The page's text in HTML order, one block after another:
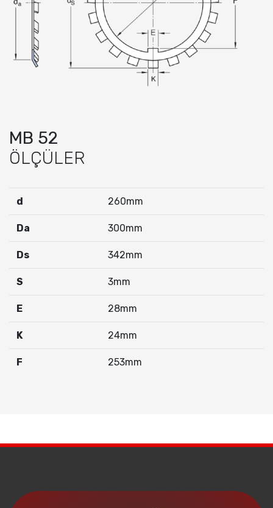
MB 52
ÖLÇÜLER
d 260mm
Da 300mm
Ds 342mm
S 3mm
E 28mm
K 24mm
F 253mm